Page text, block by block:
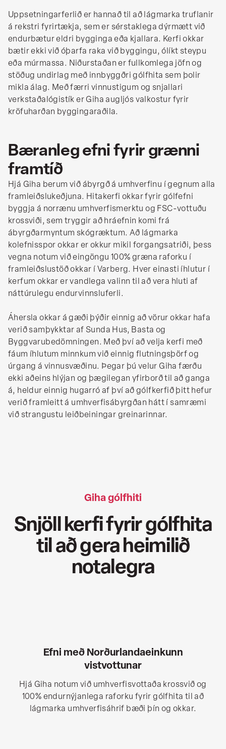
Uppsetningarferlið er hannað til að lágmarka truflanir
á rekstri fyrirtækja, sem er sérstaklega dýrmætt við
endurbætur eldri bygginga eða kjallara. Kerfi okkar
bætir ekki við óþarfa raka við byggingu, ólíkt steypu
eða múrmassa. Niðurstaðan er fullkomlega jöfn og
stöðug undirlag með innbyggðri gólfhita sem þolir
mikla álag. Með færri vinnustigum og snjallari
verkstaðalógistík er Giha augljós valkostur fyrir
kröfuharðan byggingaraðila.
Bæranleg efni fyrir grænni
framtíð
Hjá Giha berum við ábyrgð á umhverfinu í gegnum alla
framleiðslukeðjuna. Hitakerfi okkar fyrir gólfefni
byggja á norrænu umhverfismerktu og FSC-vottuðu
krossviði, sem tryggir að hráefnin komi frá
ábyrgðarmyntum skógræktum. Að lágmarka
kolefnisspor okkar er okkur mikil forgangsatriði, þess
vegna notum við eingöngu 100% græna raforku í
framleiðslustöð okkar í Varberg. Hver einasti íhlutur í
kerfum okkar er vandlega valinn til að vera hluti af
náttúrulegu endurvinnsluferli.
Áhersla okkar á gæði þýðir einnig að vörur okkar hafa
verið samþykktar af Sunda Hus, Basta og
Byggvarubedömningen. Með því að velja kerfi með
fáum íhlutum minnkum við einnig flutningsþörf og
úrgang á vinnusvæðinu. Þegar þú velur Giha færðu
ekki aðeins hlýjan og þægilegan yfirborð til að ganga
á, heldur einnig hugarró af því að gólfkerfið þitt hefur
verið framleitt á umhverfisábyrgðan hátt í samræmi
við strangustu leiðbeiningar greinarinnar.
Giha gólfhiti
Snjöll kerfi fyrir gólfhita
til að gera heimilið
notalegra
Efni með Norðurlandaeinkunn
vistvottunar
Hjá Giha notum við umhverfisvottaða krossvið og
100% endurnýjanlega raforku fyrir gólfhita til að
lágmarka umhverfisáhrif bæði þín og okkar.